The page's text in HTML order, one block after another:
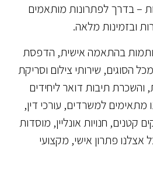
– בדרך לפתרונות מותאמים
ובזמינות מלאה.
בהתאמה אישית, הדפסת
הסוגים, שירותי צילום וסריקת
והשכרת תיבות דואר ליחידים
מתאימים למשרדים, עורכי דין,
קטנים, חנויות אונליין, מוסדות
אצלנו פתרון אישי, מקצועי